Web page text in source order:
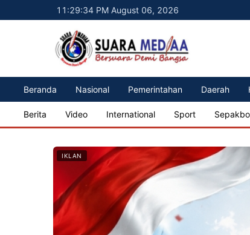
11:29:36 PM August 06, 2026
Beranda Nasional Pemerintahan Daerah
Berita Video International Sport
IKLAN